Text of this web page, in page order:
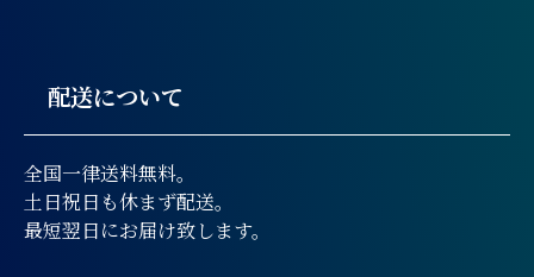
配送について
全国一律送料無料。
土日祝日も休まず配送。
最短翌日にお届け致します。